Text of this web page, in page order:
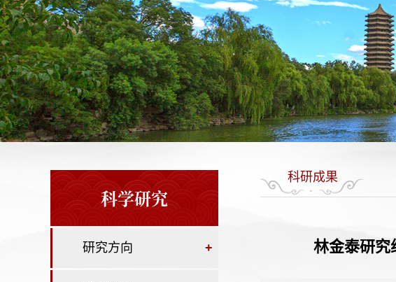
科学研究
研究方向 +
科研成果
林金泰研究